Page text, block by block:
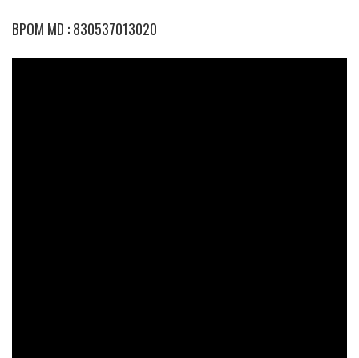
BPOM MD : 830537013020